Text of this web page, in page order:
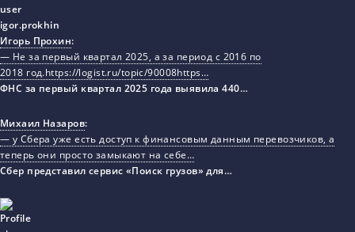
Игорь Прохин:
— Не за первый квартал 2025, а за период с 2016 по
2018 год.https://logist.ru/topic/90008https…
ФНС за первый квартал 2025 года выявила 440…
Михаил Назаров:
— у Сбера уже есть доступ к финансовым данным перевозчиков, а
теперь они просто замыкают на себе…
Сбер представил сервис «Поиск грузов» для…